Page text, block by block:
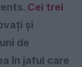
Cei trei
și
de
în jaful care